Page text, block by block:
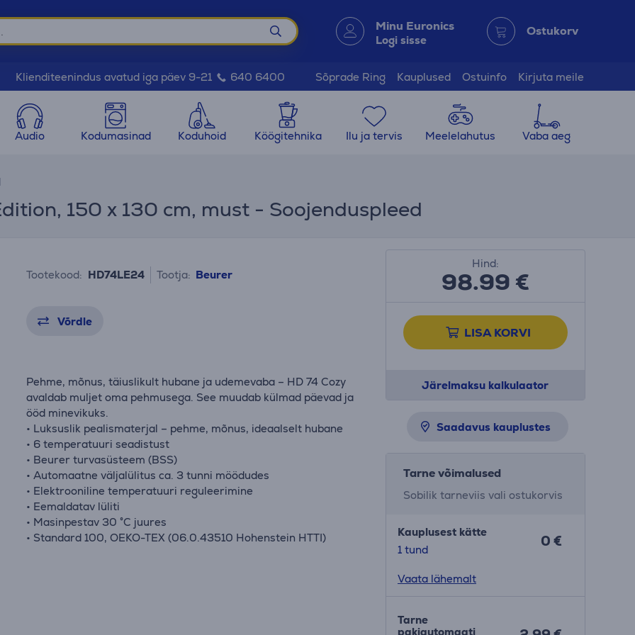
Minu Euronics
Logi sisse
Ostukorv
Klienditeenindus avatud iga päev 9-21 640 6400 Sõprade Ring Kauplused Ostuinfo Kirjuta meile
Audio Kodumasinad Koduhoid Köögitehnika Ilu ja tervis Meelelahutus Vaba aeg
150 x 130 cm, must - Soojenduspleed
Tootekood: HD74LE24 Tootja: Beurer
Võrdle
Pehme, mõnus, täiuslikult hubane ja udemevaba – HD 74 Cozy
avaldab muljet oma pehmusega. See muudab külmad päevad ja
ööd minevikuks.
• Luksuslik pealismaterjal – pehme, mõnus, ideaalselt hubane
• 6 temperatuuri seadistust
• Beurer turvasüsteem (BSS)
• Automaatne väljalülitus ca. 3 tunni möödudes
• Elektrooniline temperatuuri reguleerimine
• Eemaldatav lüliti
• Masinpestav 30 °C juures
• Standard 100, OEKO-TEX (06.0.43510 Hohenstein HTTI)
Hind:
98.99€
LISA KORVI
Järelmaksu kalkulaator
Saadavus kauplustes
Tarne võimalused
Sobilik tarneviis vali ostukorvis
Kauplusest kätte
1 tund
0 €
Vaata lähemalt
Tarne
pakiautomaati